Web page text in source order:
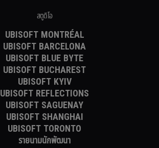
สตูดิโอ
UBISOFT MONTRÉAL
UBISOFT BARCELONA
UBISOFT BLUE BYTE
UBISOFT BUCHAREST
UBISOFT KYIV
UBISOFT REFLECTIONS
UBISOFT SAGUENAY
UBISOFT SHANGHAI
UBISOFT TORONTO
รายนามนักพัฒนา